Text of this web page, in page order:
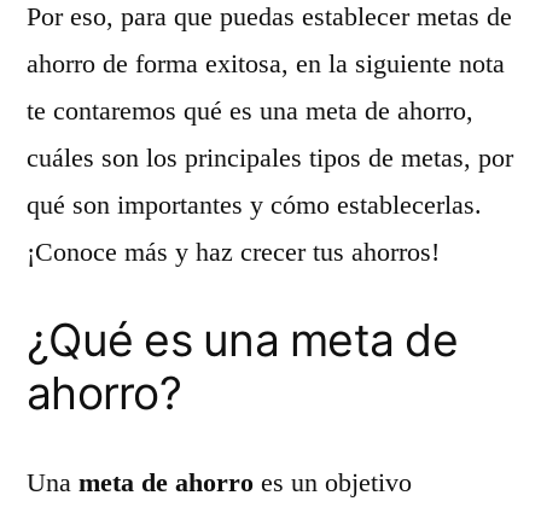
Por eso, para que puedas establecer metas de
ahorro de forma exitosa, en la siguiente nota
te contaremos qué es una meta de ahorro,
cuáles son los principales tipos de metas, por
qué son importantes y cómo establecerlas.
¡Conoce más y haz crecer tus ahorros!
¿Qué es una meta de
ahorro?
Una meta de ahorro es un objetivo